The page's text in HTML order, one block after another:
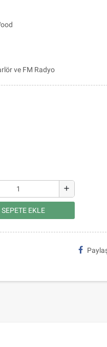
ve FM Radyo
add
SEPETE EKLE